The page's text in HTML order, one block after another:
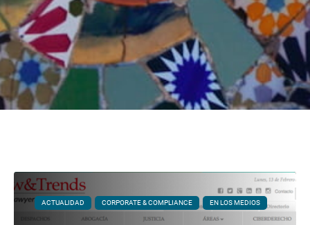
ACTUALIDAD CORPORATE & COMPLIANCE EN LOS MEDIOS